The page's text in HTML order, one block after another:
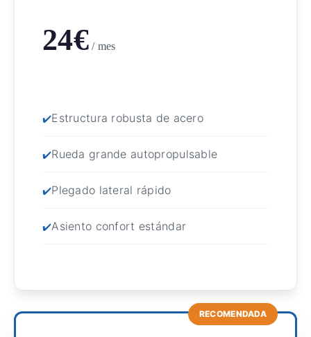
24€/ mes
Estructura robusta de acero
Rueda grande autopropulsable
Plegado lateral rápido
Asiento confort estándar
RECOMENDADA